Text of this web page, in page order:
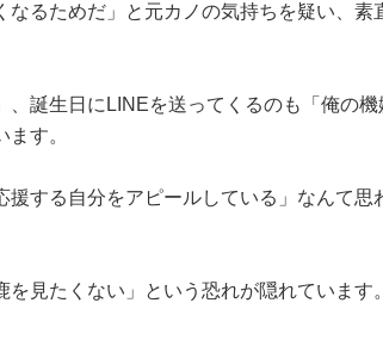
るためだ」と元カノの気持ちを疑い、素
誕生日にLINEを送ってくるのも「俺の機
す。
援する自分をアピールしている」なんて思
見たくない」という恐れが隠れています。